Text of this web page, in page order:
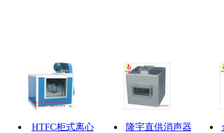
HTFC柜式离心
隆宇直供消声器